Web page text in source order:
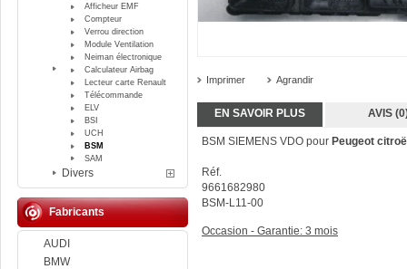
Afficheur EMF
Compteur
Verrou direction
Module Ventilation
Neiman électronique
Calculateur Airbag
Lecteur carte Renault
Télécommande
ELV
BSI
UCH
BSM
SAM
Divers
Fabricants
AUDI
BMW
Imprimer Agrandir
EN SAVOIR PLUS AVIS
BSM SIEMENS VDO pour Peugeot
Réf.
9661682980
BSM-L11-00
Occasion - Garantie: 3 mois